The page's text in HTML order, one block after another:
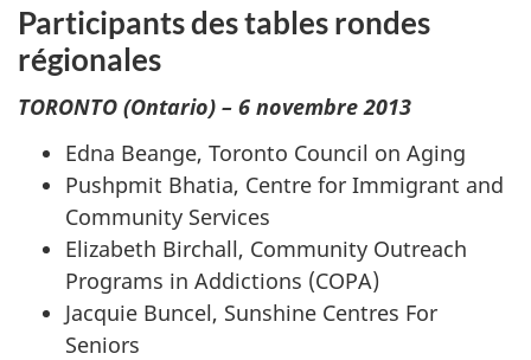
Participants des tables rondes
régionales
TORONTO (Ontario) – 6 novembre 2013
Edna Beange, Toronto Council on Aging
Pushpmit Bhatia, Centre for Immigrant and
Community Services
Elizabeth Birchall, Community Outreach
Programs in Addictions (COPA)
Jacquie Buncel, Sunshine Centres For
Seniors